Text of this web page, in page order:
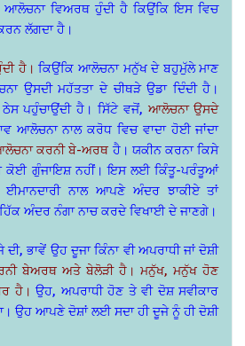
ਵਿਅਰਥ ਹੁੰਦੀ ਹੈ ਕਿਉਂਕਿ ਇਸ ਵਿਚ
ਲੱਗਦਾ ਹੈ।
ਹੈ। ਕਿਉਂਕਿ ਆਲੋਚਨਾ ਮਨੁੱਖ ਦੇ ਬਹੁਮੁੱਲੇ ਮਾਣ
ਉਸਦੀ ਮਹੱਤਤਾ ਦੇ ਚੀਥੜੇ ਉਡਾ ਦਿੰਦੀ ਹੈ।
ਪਹੁੰਚਾਉਂਦੀ ਹੈ। ਸਿੱਟੇ ਵਜੋਂ, ਆਲੋਚਨਾ ਉਸਦੇ
ਆਲੋਚਨਾ ਨਾਲ ਕਰੋਧ ਵਿਚ ਵਾਦਾ ਹੋਈ ਜਾਂਦਾ
ਕਰਨੀ ਬੇ-ਅਰਥ ਹੈ। ਯਕੀਨ ਕਰਨਾ ਕਿਸੇ
ਕੋਈ ਗੁੰਜਾਇਸ਼ ਨਹੀਂ। ਇਸ ਲਈ ਕਿੰਤੂ-ਪਰੰਤੂਆਂ
ਨਾਲ ਆਪਣੇ ਅੰਦਰ ਝਾਕੀਏ ਤਾਂ
ਅੰਦਰ ਨੰਗਾ ਨਾਚ ਕਰਦੇ ਵਿਖਾਈ ਦੇ ਜਾਣਗੇ।
ਭਾਵੇਂ ਉਹ ਦੂਜਾ ਕਿੰਨਾ ਵੀ ਅਪਰਾਧੀ ਜਾਂ ਦੋਸ਼ੀ
ਬੇਅਰਥ ਅਤੇ ਬੇਲੋੜੀ ਹੈ। ਮਨੁੱਖ, ਮਨੁੱਖ ਹੋਣ
ਹੈ। ਉਹ, ਅਪਰਾਧੀ ਹੋਣ ਤੇ ਵੀ ਦੋਸ਼ ਸਵੀਕਾਰ
ਉਹ ਆਪਣੇ ਦੋਸ਼ਾਂ ਲਈ ਸਦਾ ਹੀ ਦੂਜੇ ਨੂੰ ਹੀ ਦੋਸ਼ੀ